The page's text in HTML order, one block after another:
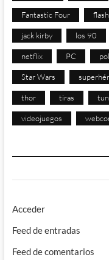
Fantastic Four flash
jack kirby los 90
netflix PC
Star Wars
thor tiras
videojuegos
Acceder
Feed de entradas
Feed de comentarios